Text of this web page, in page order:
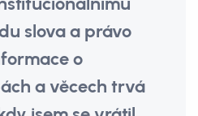
slova a právo
o
a věcech trvá